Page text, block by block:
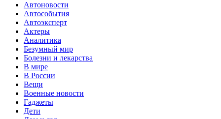
Автоновости
Автособытия
Автоэксперт
Актеры
Аналитика
Безумный мир
Болезни и лекарства
В мире
В России
Вещи
Военные новости
Гаджеты
Дети